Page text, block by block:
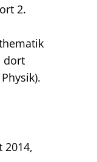
2.
dort
2014,